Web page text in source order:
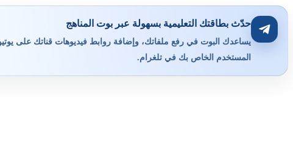
حدّث بطاقتك التعليمية بسهولة عبر بوت المناهج
يساعدك البوت في رفع ملفاتك، وإضافة روابط فيديوهات قناتك على
المستخدم الخاص بك في تلغرام.